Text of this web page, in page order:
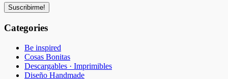
Categories
Be inspired
Cosas Bonitas
Descargables · Imprimibles
Diseño Handmade